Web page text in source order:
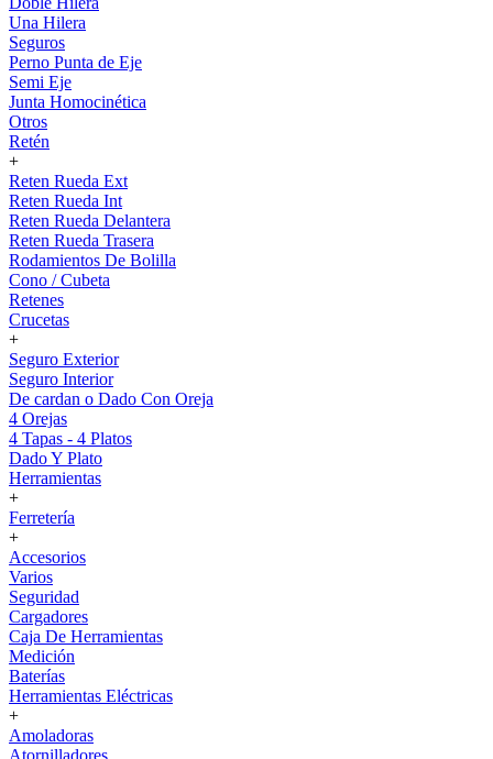
Una Hilera
Seguros
Perno Punta de Eje
Semi Eje
Junta Homocinética
Otros
Retén
+
Reten Rueda Ext
Reten Rueda Int
Reten Rueda Delantera
Reten Rueda Trasera
Rodamientos De Bolilla
Cono / Cubeta
Retenes
Crucetas
+
Seguro Exterior
Seguro Interior
De cardan o Dado Con Oreja
4 Orejas
4 Tapas - 4 Platos
Dado Y Plato
Herramientas
+
Ferretería
+
Accesorios
Varios
Seguridad
Cargadores
Caja De Herramientas
Medición
Baterías
Herramientas Eléctricas
+
Amoladoras
Atornilladores